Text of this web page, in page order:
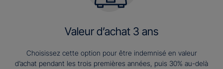
Valeur d’achat 3 ans​
Choisissez cette option pour être indemnisé en valeur
d’achat pendant les trois premières années, puis 30% au-delà